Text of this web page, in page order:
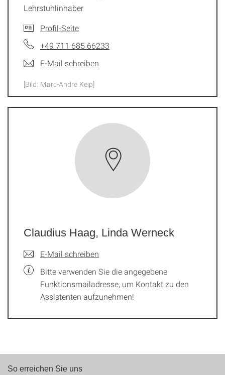
Lehrstuhlinhaber
Profil-Seite
+49 711 685 66233
E-Mail schreiben
[Bild: Marc-André Keip]
Claudius Haag, Linda Werneck
E-Mail schreiben
Bitte verwenden Sie die angegebene
Funktionsmailadresse, um Kontakt zu den
Assistenten aufzunehmen!
So erreichen Sie uns